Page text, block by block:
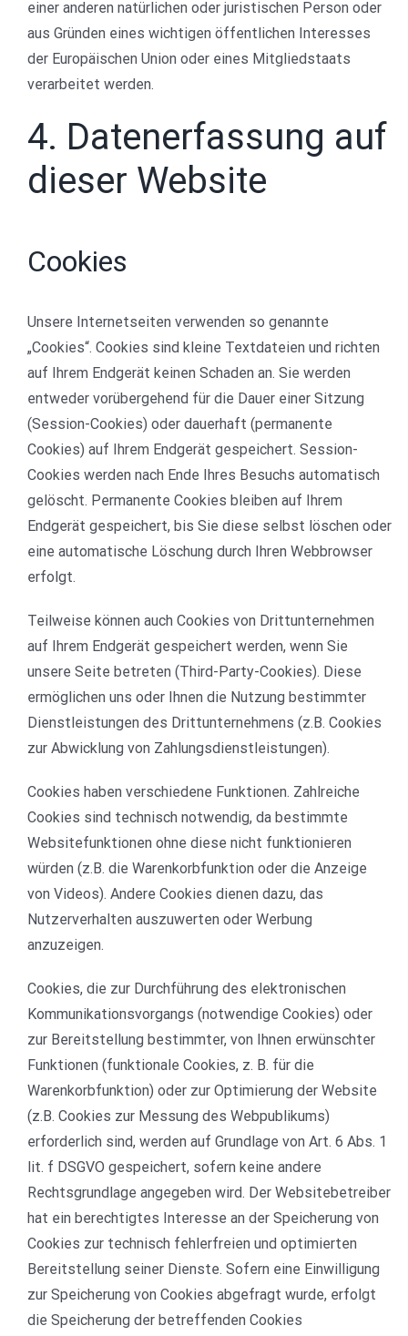
einer anderen natürlichen oder juristischen Person oder
aus Gründen eines wichtigen öffentlichen Interesses
der Europäischen Union oder eines Mitgliedstaats
verarbeitet werden.
4. Datenerfassung auf
dieser Website
Cookies
Unsere Internetseiten verwenden so genannte
„Cookies“. Cookies sind kleine Textdateien und richten
auf Ihrem Endgerät keinen Schaden an. Sie werden
entweder vorübergehend für die Dauer einer Sitzung
(Session-Cookies) oder dauerhaft (permanente
Cookies) auf Ihrem Endgerät gespeichert. Session-
Cookies werden nach Ende Ihres Besuchs automatisch
gelöscht. Permanente Cookies bleiben auf Ihrem
Endgerät gespeichert, bis Sie diese selbst löschen oder
eine automatische Löschung durch Ihren Webbrowser
erfolgt.
Teilweise können auch Cookies von Drittunternehmen
auf Ihrem Endgerät gespeichert werden, wenn Sie
unsere Seite betreten (Third-Party-Cookies). Diese
ermöglichen uns oder Ihnen die Nutzung bestimmter
Dienstleistungen des Drittunternehmens (z.B. Cookies
zur Abwicklung von Zahlungsdienstleistungen).
Cookies haben verschiedene Funktionen. Zahlreiche
Cookies sind technisch notwendig, da bestimmte
Websitefunktionen ohne diese nicht funktionieren
würden (z.B. die Warenkorbfunktion oder die Anzeige
von Videos). Andere Cookies dienen dazu, das
Nutzerverhalten auszuwerten oder Werbung
anzuzeigen.
Cookies, die zur Durchführung des elektronischen
Kommunikationsvorgangs (notwendige Cookies) oder
zur Bereitstellung bestimmter, von Ihnen erwünschter
Funktionen (funktionale Cookies, z. B. für die
Warenkorbfunktion) oder zur Optimierung der Website
(z.B. Cookies zur Messung des Webpublikums)
erforderlich sind, werden auf Grundlage von Art. 6 Abs. 1
lit. f DSGVO gespeichert, sofern keine andere
Rechtsgrundlage angegeben wird. Der Websitebetreiber
hat ein berechtigtes Interesse an der Speicherung von
Cookies zur technisch fehlerfreien und optimierten
Bereitstellung seiner Dienste. Sofern eine Einwilligung
zur Speicherung von Cookies abgefragt wurde, erfolgt
die Speicherung der betreffenden Cookies